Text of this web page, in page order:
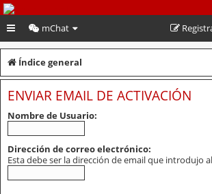
PeruVoley.com
mChat
Índice general
ENVIAR EMAIL DE ACTIVACIÓN
Nombre de Usuario:
Dirección de correo electrónico:
Esta debe ser la dirección de email que introdujo